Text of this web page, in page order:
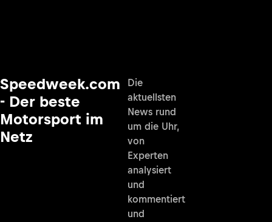
Speedweek.com
- Der beste
Motorsport im
Netz
Die
aktuellsten
News rund
um die Uhr,
von
Experten
analysiert
und
kommentiert
und